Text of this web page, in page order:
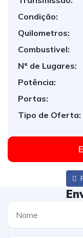
Condição:
Quilometros:
Combustivel:
Nº de Lugares:
Potência:
Portas:
Tipo de Oferta: